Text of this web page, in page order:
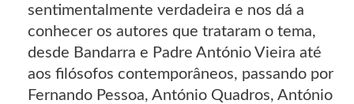
sentimentalmente verdadeira e nos dá a
conhecer os autores que trataram o tema,
desde Bandarra e Padre António Vieira até
aos filósofos contemporâneos, passando por
Fernando Pessoa, António Quadros, António